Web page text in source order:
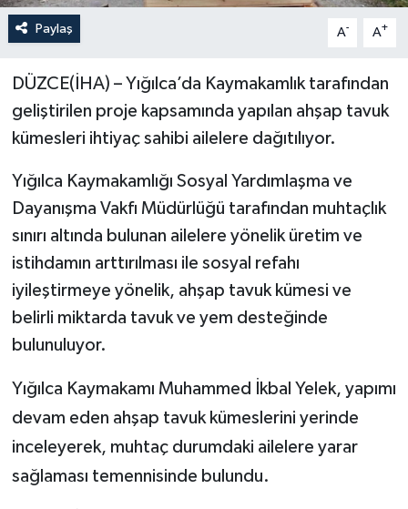
Paylaş A- A+
DÜZCE(İHA) – Yığılca’da Kaymakamlık tarafından
geliştirilen proje kapsamında yapılan ahşap tavuk
kümesleri ihtiyaç sahibi ailelere dağıtılıyor.
Yığılca Kaymakamlığı Sosyal Yardımlaşma ve
Dayanışma Vakfı Müdürlüğü tarafından muhtaçlık
sınırı altında bulunan ailelere yönelik üretim ve
istihdamın arttırılması ile sosyal refahı
iyileştirmeye yönelik, ahşap tavuk kümesi ve
belirli miktarda tavuk ve yem desteğinde
bulunuluyor.
Yığılca Kaymakamı Muhammed İkbal Yelek, yapımı
devam eden ahşap tavuk kümeslerini yerinde
inceleyerek, muhtaç durumdaki ailelere yarar
sağlaması temennisinde bulundu.